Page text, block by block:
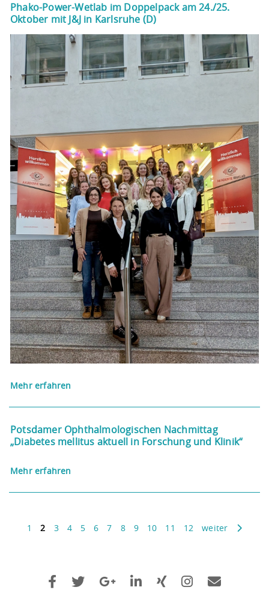
Phako-Power-Wetlab im Doppelpack am 24./25.
Oktober mit J&J in Karlsruhe (D)
Mehr erfahren
Potsdamer Ophthalmologischen Nachmittag
„Diabetes mellitus aktuell in Forschung und Klinik“
Mehr erfahren
1 2 3 4 5 6 7 8 9 10 11 12 weiter